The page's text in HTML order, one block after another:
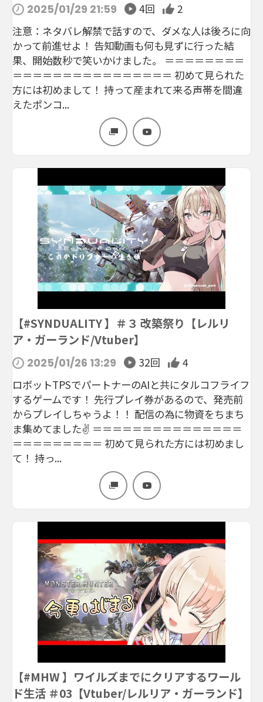
2025/01/29 21:59 4回
2
注意：ネタバレ解禁で話すので、ダメな人は後ろに向
かって前進せよ！ 告知動画も何も見ずに行った結
果、開始数秒で笑いかけました。 ＝＝＝＝＝＝＝＝
＝＝＝＝＝＝＝＝＝＝＝＝＝＝＝＝ 初めて見られた
方には初めまして！ 持って産まれて来る声帯を間違
えたポンコ...
【#SYNDUALITY 】＃３ 改築祭り【レルリ
ア・ガーランド/Vtuber】
2025/01/26 13:29 32回
4
ロボットTPSでパートナーのAIと共にタルコフライフ
するゲームです！ 先行プレイ券があるので、発売前
からプレイしちゃうよ！！ 配信の為に物資をちまち
ま集めてました✌ ＝＝＝＝＝＝＝＝＝＝＝＝＝＝＝
＝＝＝＝＝＝＝＝＝ 初めて見られた方には初めまし
て！ 持っ...
【#MHW 】ワイルズまでにクリアするワール
ド生活 ＃03【Vtuber/レルリア・ガーランド】